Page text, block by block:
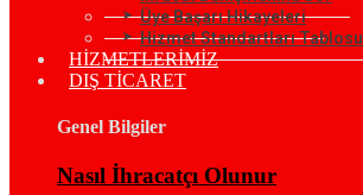
Üye Başarı Hikayeleri
Hizmet Standartları Tablosu
HİZMETLERİMİZ
DIŞ TİCARET
Genel Bilgiler
Nasıl İhracatçı Olunur